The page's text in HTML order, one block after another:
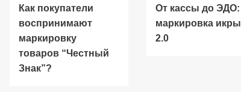
Как покупатели
воспринимают
маркировку
товаров “Честный
Знак”?
От кассы до ЭДО:
маркировка икры
2.0